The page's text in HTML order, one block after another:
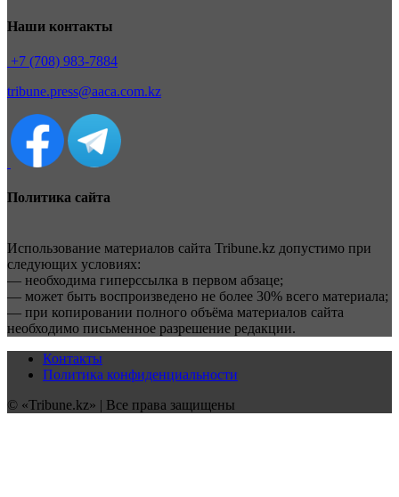
Наши контакты
+7 (708) 983-7884
tribune.press@aaca.com.kz
Политика сайта
Использование материалов сайта Tribune.kz допустимо при
следующих условиях:
— необходима гиперссылка в первом абзаце;
— может быть воспроизведено не более 30% всего материала;
— при копировании полного объёма материалов сайта
необходимо письменное разрешение редакции.
Контакты
Политика конфиденциальности
© «Tribune.kz» | Все права защищены